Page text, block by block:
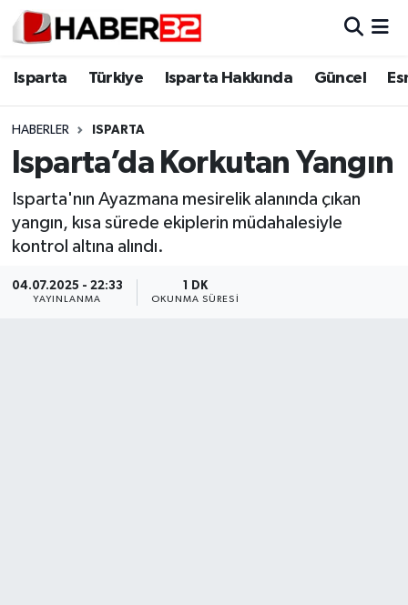
Isparta Türkiye Isparta Hakkında Güncel
HABERLER ISPARTA
Isparta’da Korkutan Yangın
Isparta'nın Ayazmana mesirelik alanında çıkan
yangın, kısa sürede ekiplerin müdahalesiyle
kontrol altına alındı.
04.07.2025 - 22:33
YAYINLANMA
1 DK
OKUNMA SÜRESI
Isparta
Esnaf Diyor ki;
ASAYİŞ
BİLİM VE TEKNOLOJİ
EĞİTİM
Isparta Nöbetçi Eczaneler
Isparta Trafik Yoğunluk Haritası
Süper Lig Puan Durumu ve Fikstür
Tüm Manşetler
Son Dakika Haberleri